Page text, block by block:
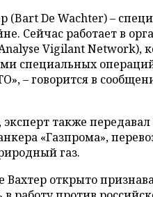
(Bart De Wachter) –
Сейчас работает в
Vigilant Network),
специальных
– говорится в
также передавал
«Газпрома»,
газ.
Вахтер открыто